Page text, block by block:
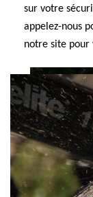
sur votre
appelez-nous
notre site pour